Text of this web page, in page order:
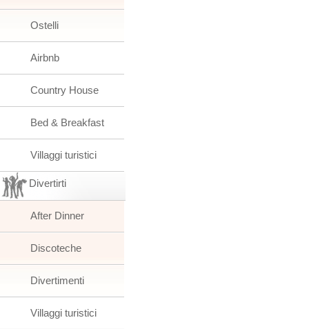
Ostelli
Airbnb
Country House
Bed & Breakfast
Villaggi turistici
Divertirti
After Dinner
Discoteche
Divertimenti
Villaggi turistici